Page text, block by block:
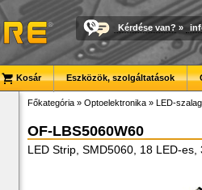
Kérdése van? »
Kosár Eszközök, szolgáltatások
Főkategória » Optoelektronika » LED-
OF-LBS5060W60
LED Strip, SMD5060, 18 LED-